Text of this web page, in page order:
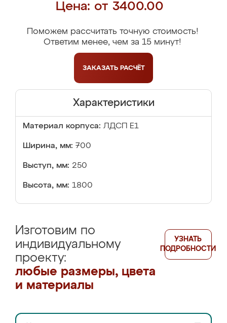
Цена: от 3400.00
Поможем рассчитать точную стоимость!
Ответим менее, чем за 15 минут!
ЗАКАЗАТЬ РАСЧЁТ
Характеристики
Материал корпуса: ЛДСП Е1
Ширина, мм: 700
Выступ, мм: 250
Высота, мм: 1800
Изготовим по
индивидуальному
проекту:
любые размеры, цвета
и материалы
УЗНАТЬ
ПОДРОБНОСТИ